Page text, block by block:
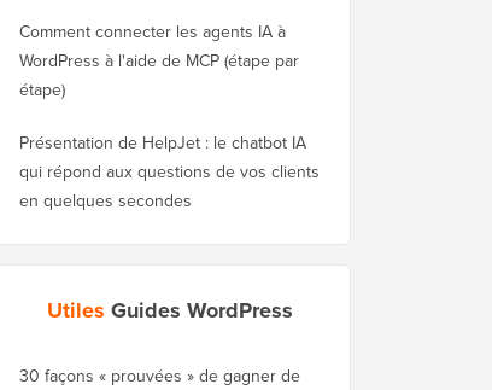
Comment connecter les agents IA à
WordPress à l'aide de MCP (étape par
étape)
Présentation de HelpJet : le chatbot IA
qui répond aux questions de vos clients
en quelques secondes
Utiles Guides WordPress
30 façons « prouvées » de gagner de